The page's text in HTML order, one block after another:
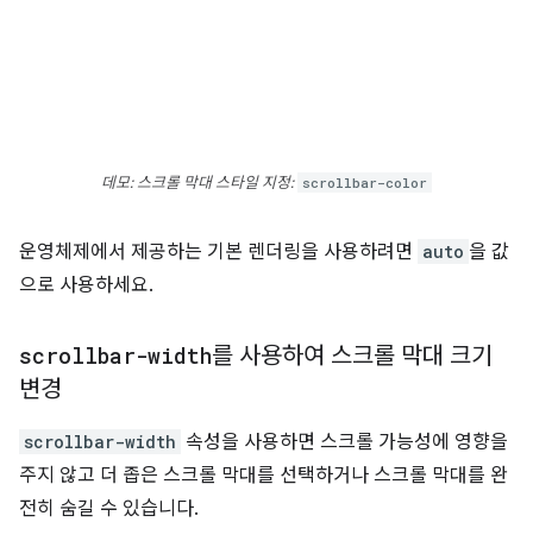
데모: 스크롤 막대 스타일 지정: scrollbar-color
운영체제에서 제공하는 기본 렌더링을 사용하려면 auto 을 값
으로 사용하세요.
scrollbar-width를 사용하여 스크롤 막대 크기
변경
scrollbar-width 속성을 사용하면 스크롤 가능성에 영향을
주지 않고 더 좁은 스크롤 막대를 선택하거나 스크롤 막대를 완
전히 숨길 수 있습니다.